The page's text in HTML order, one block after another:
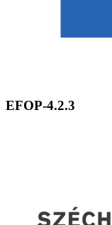
EFOP-4.2.3